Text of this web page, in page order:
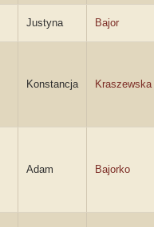
Justyna Bajor
Konstancja Kraszewska
Adam Bajorko